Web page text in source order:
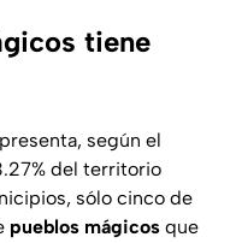
tiene
según el
del territorio
sólo cinco de
pueblos mágicos que